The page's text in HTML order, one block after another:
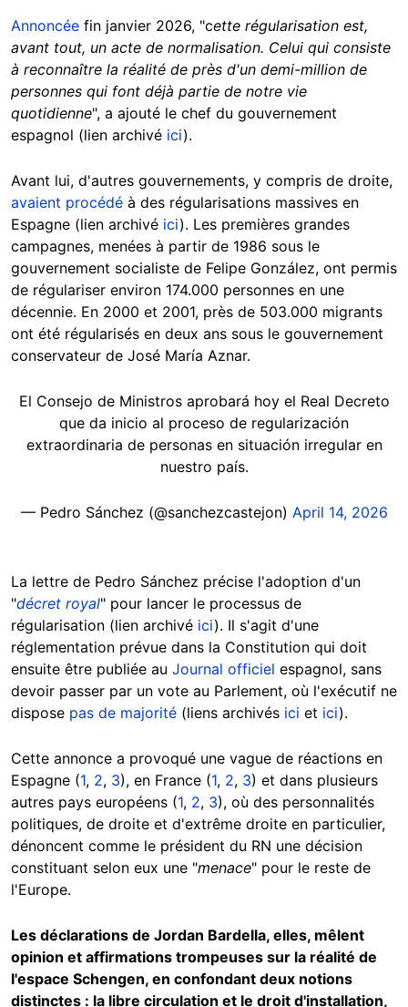
Annoncée fin janvier 2026, "cette régularisation est,
avant tout, un acte de normalisation. Celui qui consiste
à reconnaître la réalité de près d'un demi-million de
personnes qui font déjà partie de notre vie
quotidienne", a ajouté le chef du gouvernement
espagnol (lien archivé ici).
Avant lui, d'autres gouvernements, y compris de droite,
avaient procédé à des régularisations massives en
Espagne (lien archivé ici). Les premières grandes
campagnes, menées à partir de 1986 sous le
gouvernement socialiste de Felipe González, ont permis
de régulariser environ 174.000 personnes en une
décennie. En 2000 et 2001, près de 503.000 migrants
ont été régularisés en deux ans sous le gouvernement
conservateur de José María Aznar.
El Consejo de Ministros aprobará hoy el Real Decreto
que da inicio al proceso de regularización
extraordinaria de personas en situación irregular en
nuestro país.
— Pedro Sánchez (@sanchezcastejon) April 14, 2026
La lettre de Pedro Sánchez précise l'adoption d'un
"décret royal" pour lancer le processus de
régularisation (lien archivé ici). Il s'agit d'une
réglementation prévue dans la Constitution qui doit
ensuite être publiée au Journal officiel espagnol, sans
devoir passer par un vote au Parlement, où l'exécutif ne
dispose pas de majorité (liens archivés ici et ici).
Cette annonce a provoqué une vague de réactions en
Espagne (1, 2, 3), en France (1, 2, 3) et dans plusieurs
autres pays européens (1, 2, 3), où des personnalités
politiques, de droite et d'extrême droite en particulier,
dénoncent comme le président du RN une décision
constituant selon eux une "menace" pour le reste de
l'Europe.
Les déclarations de Jordan Bardella, elles, mêlent
opinion et affirmations trompeuses sur la réalité de
l'espace Schengen, en confondant deux notions
distinctes : la libre circulation et le droit d'installation,